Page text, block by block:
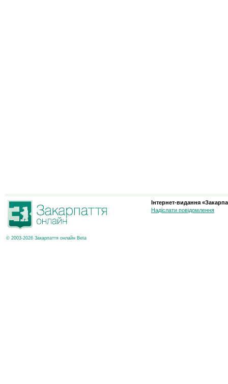
© 2003-2026 Закарпаття онлайн Beta
Інтернет-видання
Надіслати повідомлення